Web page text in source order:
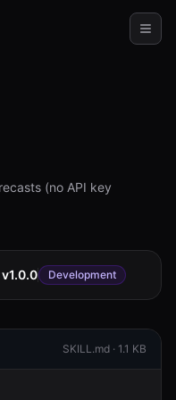
(no API key
v1.0.0 Development
SKILL.md · 1.1 KB